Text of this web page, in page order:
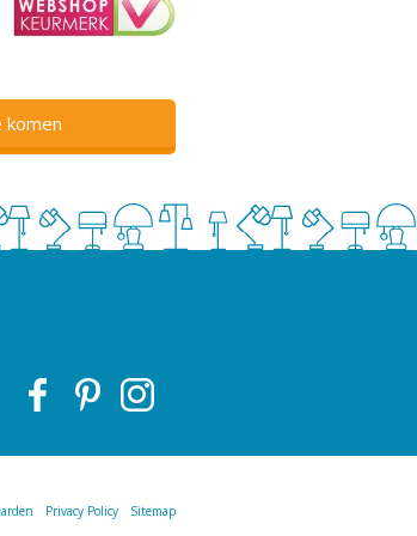
komen
Privacy Policy Sitemap